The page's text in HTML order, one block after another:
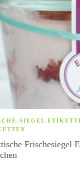
SIEGEL
Frischesiegel